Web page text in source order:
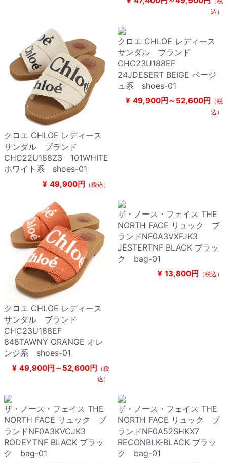
込）
クロエ CHLOE レディース
サンダル ブランド
CHC22U188Z3 101WHITE
ホワイト系 shoes-01
¥ 49,900円 （税込）
クロエ CHLOE レディース
サンダル ブランド
CHC23U188EF
24JDESERT BEIGE ベージ
ュ系 shoes-01
¥ 49,900円～52,600円 （税
込）
クロエ CHLOE レディース
サンダル ブランド
CHC23U188EF
848TAWNY ORANGE オレ
ンジ系 shoes-01
¥ 49,900円～52,600円 （税
込）
ザ・ノース・フェイス THE
NORTH FACE リュック ブ
ランドNF0A3VXFJK3
JESTERTNF BLACK ブラッ
ク bag-01
¥ 13,800円 （税込）
ザ・ノース・フェイス THE
NORTH FACE リュック ブ
ランドNF0A3KVCJK3
RODEYTNF BLACK ブラッ
ク bag-01
ザ・ノース・フェイス THE
NORTH FACE リュック ブ
ランドNF0A52SHKX7
RECONBLK-BLACK ブラッ
ク bag-01